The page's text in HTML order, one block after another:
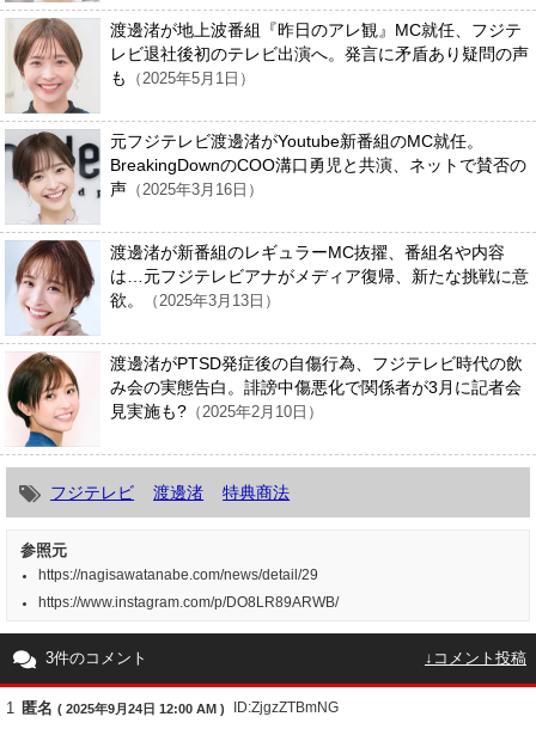
渡邊渚が地上波番組『昨日のアレ観』MC就任、フジテ
レビ退社後初のテレビ出演へ。発言に矛盾あり疑問の声
も
（2025年5月1日）
元フジテレビ渡邊渚がYoutube新番組のMC就任。
BreakingDownのCOO溝口勇児と共演、ネットで賛否の
声 （2025年3月16日）
渡邊渚が新番組のレギュラーMC抜擢、番組名や内容
は…元フジテレビアナがメディア復帰、新たな挑戦に意
欲。
（2025年3月13日）
渡邊渚がPTSD発症後の自傷行為、フジテレビ時代の飲
み会の実態告白。誹謗中傷悪化で関係者が3月に記者会
見実施も? （2025年2月10日）
フジテレビ 渡邊渚 特典商法
参照元
https://nagisawatanabe.com/news/detail/29
https://www.instagram.com/p/DO8LR89ARWB/
3件のコメント ↓コメント投稿
1 匿名 ( 2025年9月24日 12:00 AM ) ID:ZjgzZTBmNG